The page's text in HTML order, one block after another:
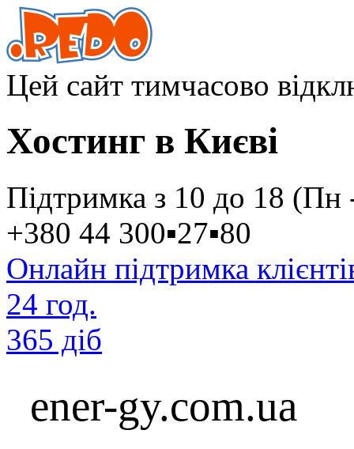
Цей сайт тимчасово
Хостинг в Києві
Підтримка з 10 до 18 (Пн
+380 44 300▪27▪80
Онлайн підтримка
24 год.
365 діб
ener-gy.com.ua